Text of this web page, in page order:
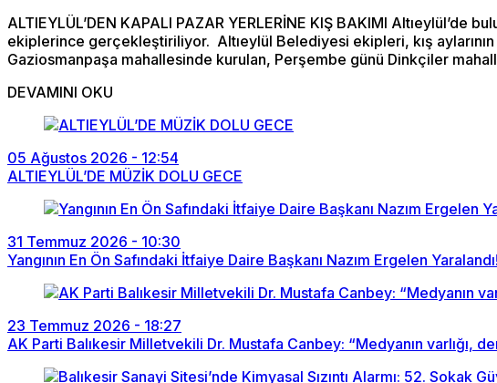
ALTIEYLÜL’DEN KAPALI PAZAR YERLERİNE KIŞ BAKIMI
ekiplerince gerçekleştiriliyor. Altıeylül Belediyesi ekipleri, kış
Gaziosmanpaşa mahallesinde kurulan, Perşembe günü Dinkçiler
DEVAMINI OKU
05 Ağustos 2026 - 12:54
ALTIEYLÜL’DE MÜZİK DOLU GECE
31 Temmuz 2026 - 10:30
Yangının En Ön Safındaki İtfaiye Daire Başkanı Nazım Ergelen Yaralandı!
23 Temmuz 2026 - 18:27
AK Parti Balıkesir Milletvekili Dr. Mustafa Canbey: “Medyanın